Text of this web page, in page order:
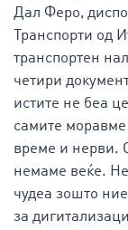
Дал Феро,
Транспорти од
транспортен
четири
истите не беа
самите
време и нерви.
немаме веќе.
чудеа зошто
за